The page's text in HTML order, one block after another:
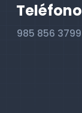
Teléfono
985 856 3799